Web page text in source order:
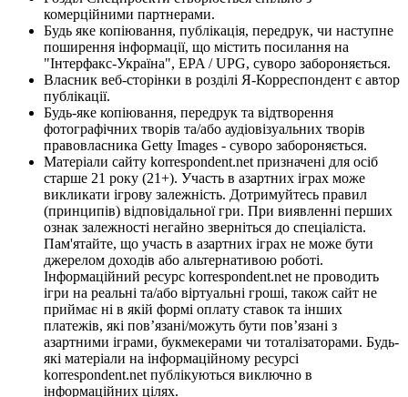
комерційними партнерами.
Будь яке копіювання, публікація, передрук, чи наступне
поширення інформації, що містить посилання на
"Інтерфакс-Україна", EPA / UPG, суворо забороняється.
Власник веб-сторінки в розділі Я-Корреспондент є автор
публікації.
Будь-яке копіювання, передрук та відтворення
фотографічних творів та/або аудіовізуальних творів
правовласника Getty Images - суворо забороняється.
Матеріали сайту korrespondent.net призначені для осіб
старше 21 року (21+). Участь в азартних іграх може
викликати ігрову залежність. Дотримуйтесь правил
(принципів) відповідальної гри. При виявленні перших
ознак залежності негайно зверніться до спеціаліста.
Пам'ятайте, що участь в азартних іграх не може бути
джерелом доходів або альтернативою роботі.
Інформаційний ресурс korrespondent.net не проводить
ігри на реальні та/або віртуальні гроші, також сайт не
приймає ні в якій формі оплату ставок та інших
платежів, які пов’язані/можуть бути пов’язані з
азартними іграми, букмекерами чи тоталізаторами. Будь-
які матеріали на інформаційному ресурсі
korrespondent.net публікуються виключно в
інформаційних цілях.